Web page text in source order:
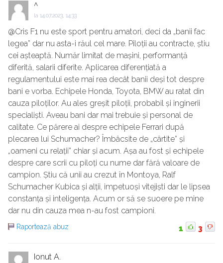
^
la 14.07.2023, 14:33
@Cris F1 nu este sport pentru amatori, deci da „banii fac
legea” dar nu asta-i răul cel mare. Piloții au contracte, știu
cei așteaptă. Număr limitat de mașini, performanță
diferită, salarii diferite. Aplicarea diferențiată a
regulamentului este mai rea decât banii deși tot despre
bani e vorba. Echipele Honda, Toyota, BMW au ratat din
cauza piloților. Au ales greșit piloții, probabil și inginerii
specialiști. Aveau bani dar mai trebuie și personal de
calitate. Ce părere ai despre echipele Ferrari după
plecarea lui Schumacher? Îmbâcsite de „cârtite” și
„oameni cu relații” chiar și acum. Așa au fost și echipele
despre care scrii cu piloți cu nume dar fără valoare de
campion. Știu că unii au crezut în Montoya, Ralf
Schumacher Kubica și alții, impetuoși vitejiști dar le lipsea
constanța și inteligența. Acum or să se suoere pe mine
dar nu din cauza mea n-au fost campioni.
Raportează abuz 1 3
Ionut A.